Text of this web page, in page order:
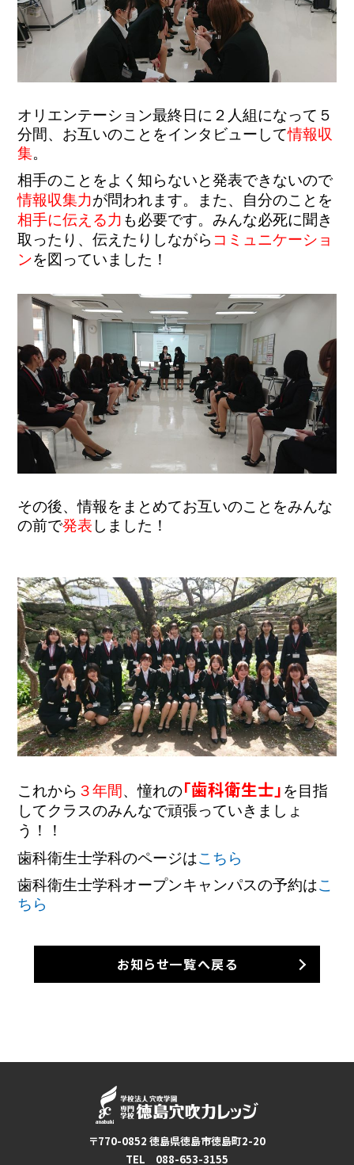
オリエンテーション最終日に２人組になって５
分間、お互いのことをインタビューして情報収
集。
相手のことをよく知らないと発表できないので
情報収集力が問われます。
また、自分のことを
相手に伝える力 も必要です。みんな必死に聞き
取ったり、伝えたりしながら コミュニケーショ
ンを図っていました！
その後、情報をまとめてお互いのことをみんな
の前で発表 しました！
これから ３年間、憧れの「歯科衛生士」 を目指
してクラスのみんなで頑張っていきましょ
う！！
歯科衛生士学科のページはこちら
歯科衛生士学科オープンキャンパスの予約はこ
ちら
お知らせ一覧へ戻る
〒770-0852 徳島県徳島市徳島町2-20
TEL 088-653-3155